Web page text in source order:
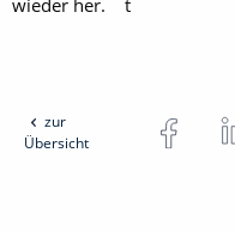
zur
Übersicht